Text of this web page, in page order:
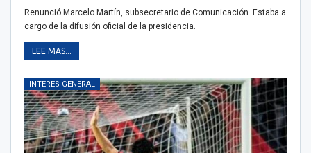
Renunció Marcelo Martín, subsecretario de Comunicación. Estaba a
cargo de la difusión oficial de la presidencia.
LEE MAS...
INTERÉS GENERAL